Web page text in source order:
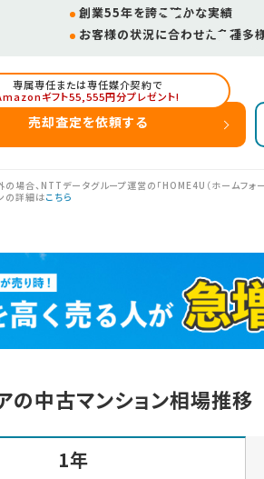
創業55年を誇る確かな実績
お客様の状況に合わせた多種多
専属専任または専任媒介契約で
ギフト55,555円分プレゼント!
売却査定を依頼する
場合、NTTデータグループ運営の「HOME4U（ホームフォー
の詳細はこちら
の中古マンション相場推移
1年